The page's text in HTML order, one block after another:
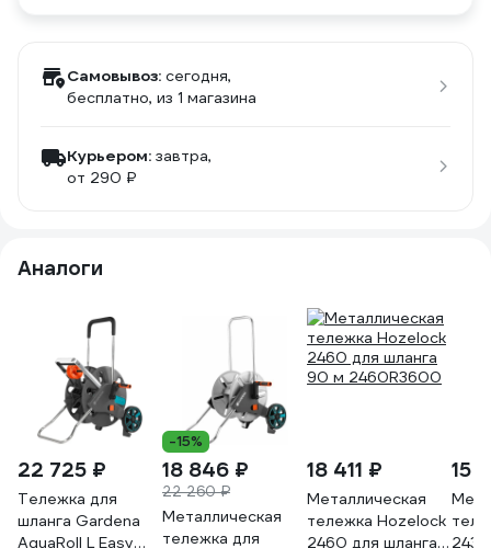
Самовывоз: сегодня,
бесплатно, из 1 магазина
Курьером: завтра,
от 290 ₽
Аналоги
22 725 ₽
Тележка для
шланга Gardena
AquaRoll L Easy
-15%
18 846 ₽
22 260 ₽
Металлическая
тележка для
18 411 ₽
Металлическая
тележка Hozelock
2460 для шланга
15